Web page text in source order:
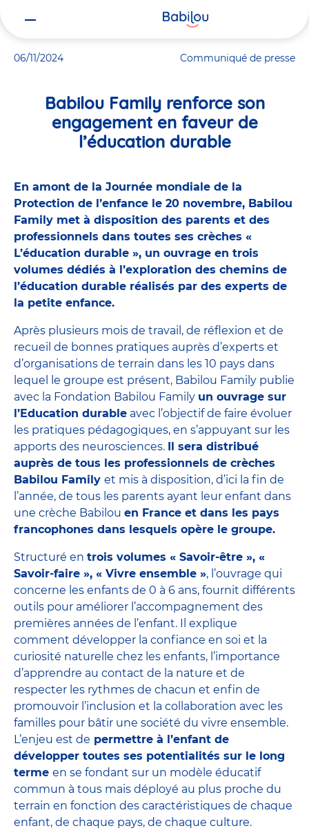
06/11/2024 Communiqué de presse
Babilou Family renforce son
engagement en faveur de
l’éducation durable
En amont de la Journée mondiale de la
Protection de l’enfance le 20 novembre, Babilou
Family met à disposition des parents et des
professionnels dans toutes ses crèches «
L’éducation durable », un ouvrage en trois
volumes dédiés à l’exploration des chemins de
l’éducation durable réalisés par des experts de
la petite enfance.
Après plusieurs mois de travail, de réflexion et de
recueil de bonnes pratiques auprès d’experts et
d’organisations de terrain dans les 10 pays dans
lequel le groupe est présent, Babilou Family publie
avec la Fondation Babilou Family un ouvrage sur
l’Education durable avec l’objectif de faire évoluer
les pratiques pédagogiques, en s’appuyant sur les
apports des neurosciences. Il sera distribué
auprès de tous les professionnels de crèches
Babilou Family et mis à disposition, d’ici la fin de
l’année, de tous les parents ayant leur enfant dans
une crèche Babilou en France et dans les pays
francophones dans lesquels opère le groupe.
Structuré en trois volumes « Savoir-être », «
Savoir-faire », « Vivre ensemble », l’ouvrage qui
concerne les enfants de 0 à 6 ans, fournit différents
outils pour améliorer l’accompagnement des
premières années de l’enfant. Il explique
comment développer la confiance en soi et la
curiosité naturelle chez les enfants, l’importance
d’apprendre au contact de la nature et de
respecter les rythmes de chacun et enfin de
promouvoir l’inclusion et la collaboration avec les
familles pour bâtir une société du vivre ensemble.
L’enjeu est de permettre à l’enfant de
développer toutes ses potentialités sur le long
terme en se fondant sur un modèle éducatif
commun à tous mais déployé au plus proche du
terrain en fonction des caractéristiques de chaque
enfant, de chaque pays, de chaque culture.